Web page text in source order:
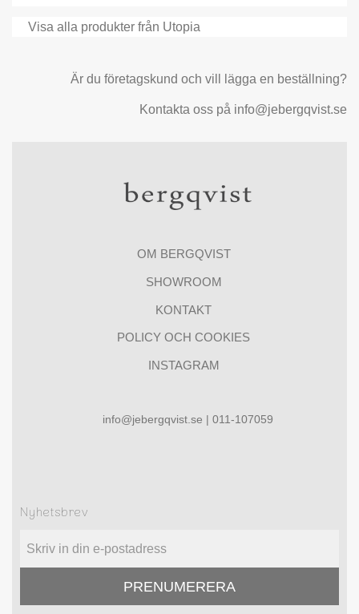
Visa alla produkter från Utopia
Är du företagskund och vill lägga en beställning?
Kontakta oss på info@jebergqvist.se
OM BERGQVIST
SHOWROOM
KONTAKT
POLICY OCH COOKIES
INSTAGRAM
info@jebergqvist.se | 011-107059
Nyhetsbrev
PRENUMERERA